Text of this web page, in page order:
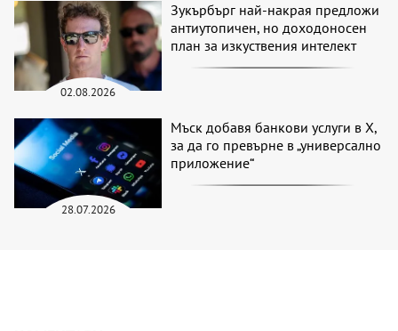
02.08.2026
Зукърбърг най-накрая предложи
антиутопичен, но доходоносен
план за изкуствения интелект
28.07.2026
Мъск добавя банкови услуги в X,
за да го превърне в „универсално
приложение“